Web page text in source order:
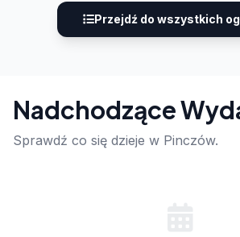
Przejdź do wszystkich
Nadchodzące
Sprawdź co się dzieje w Pinczów.